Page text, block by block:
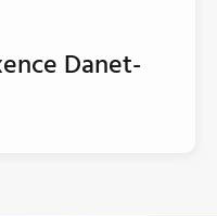
Danet-